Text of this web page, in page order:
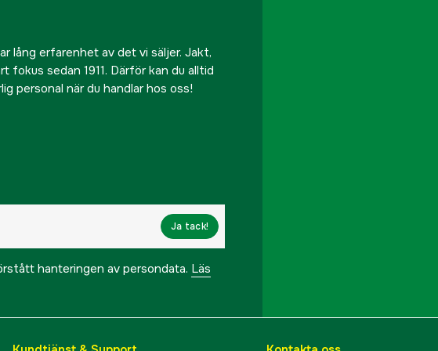
lång erfarenhet av det vi säljer. Jakt,
fokus sedan 1911. Därför kan du alltid
personal när du handlar hos oss!
Ja tack!
hanteringen av persondata. Läs